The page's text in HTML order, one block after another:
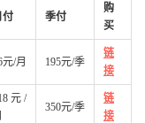
付 季付
购
买
元/月 195元/季
链
接
元/
350元/季
链
接